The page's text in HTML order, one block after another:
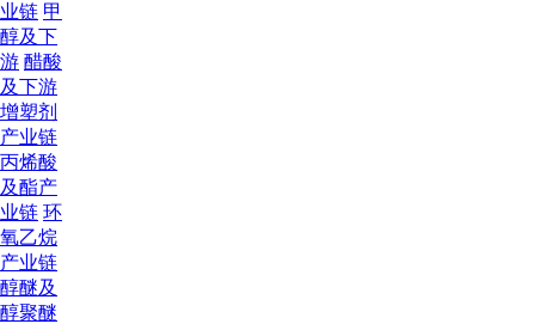
业链 甲
醇及下
游 醋酸
及下游
增塑剂
产业链
丙烯酸
及酯产
业链 环
氧乙烷
产业链
醇醚及
醇聚醚